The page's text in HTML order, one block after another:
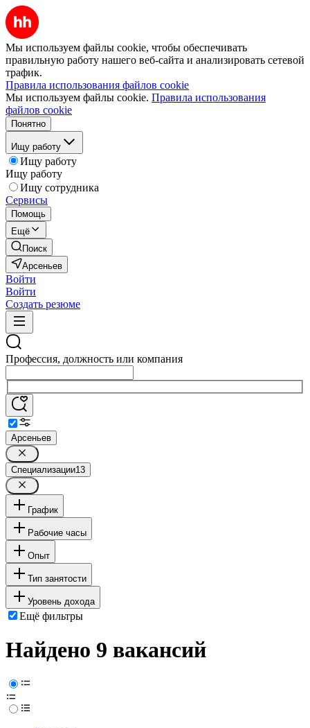
Мы используем файлы cookie, чтобы обеспечивать
правильную работу нашего веб-сайта и анализировать сетевой
трафик.
Правила использования файлов cookie
Мы используем файлы cookie. Правила использования
файлов cookie
Понятно
Ищу работу
Ищу работу
Ищу работу
Ищу сотрудника
Сервисы
Помощь
Ещё
Поиск
Арсеньев
Войти
Войти
Создать резюме
Профессия, должность или компания
Арсеньев
Специализации13
График
Рабочие часы
Опыт
Тип занятости
Уровень дохода
Ещё фильтры
Найдено 9 вакансий